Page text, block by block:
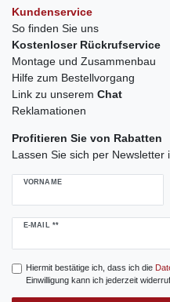
Kundenservice
So finden Sie uns
Kostenloser Rückrufservice
Montage und Zusammenbau
Hilfe zum Bestellvorgang
Link zu unserem Chat
Reklamationen
Profitieren Sie von Rabatten
Lassen Sie sich per Newsletter
VORNAME
E-MAIL **
Newsletter
Hiermit bestätige ich, dass ich die
Einwilligung kann ich jederzeit